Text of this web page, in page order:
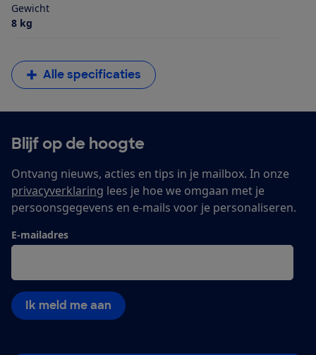
Gewicht
8 kg
Alle specificaties
Blijf op de hoogte
Ontvang nieuws, acties en tips in je mailbox. In onze
privacyverklaring lees je hoe we omgaan met je
persoonsgegevens en e-mails voor je personaliseren.
E-mailadres
Ik meld me aan